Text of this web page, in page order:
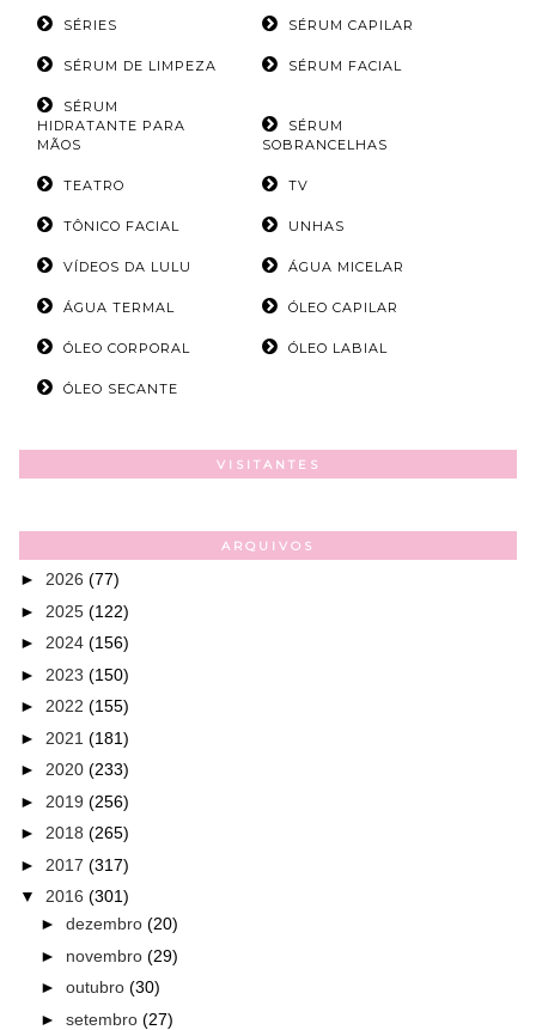
SÉRIES SÉRUM CAPILAR
SÉRUM DE LIMPEZA SÉRUM FACIAL
SÉRUM
HIDRATANTE PARA
MÃOS
SÉRUM
SOBRANCELHAS
TEATRO TV
TÔNICO FACIAL UNHAS
VÍDEOS DA LULU ÁGUA MICELAR
ÁGUA TERMAL ÓLEO CAPILAR
ÓLEO CORPORAL ÓLEO LABIAL
ÓLEO SECANTE
VISITANTES
ARQUIVOS
► 2026 (77)
► 2025 (122)
► 2024 (156)
► 2023 (150)
► 2022 (155)
► 2021 (181)
► 2020 (233)
► 2019 (256)
► 2018 (265)
► 2017 (317)
▼ 2016 (301)
► dezembro (20)
► novembro (29)
► outubro (30)
► setembro (27)